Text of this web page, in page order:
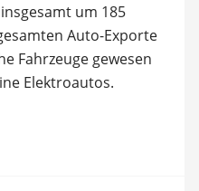
um 185
Auto-Exporte
Fahrzeuge gewesen
Elektroautos.